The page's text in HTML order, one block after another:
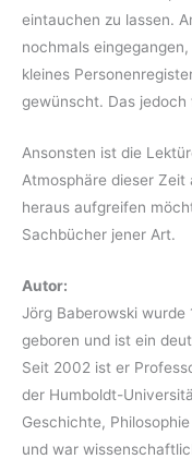
eintauchen zu lassen.
nochmals
kleines
gewünscht. Das
Ansonsten ist die
Atmosphäre dieser
heraus aufgreifen
Sachbücher jener Art.
Autor:
Jörg Baberowski wurde
geboren und ist ein
Seit 2002 ist er
der Humboldt-
Geschichte,
und war